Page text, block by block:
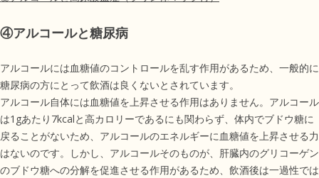
④アルコールと糖尿病
アルコールには血糖値のコントロールを乱す作用があるため、一般的に
糖尿病の方にとって飲酒は良くないとされています。
アルコール自体には血糖値を上昇させる作用はありません。アルコール
は1gあたり7kcalと高カロリーであるにも関わらず、体内でブドウ糖に
戻ることがないため、アルコールのエネルギーに血糖値を上昇させる力
はないのです。しかし、アルコールそのものが、肝臓内のグリコーゲン
のブドウ糖への分解を促進させる作用があるため、飲酒後は一過性では